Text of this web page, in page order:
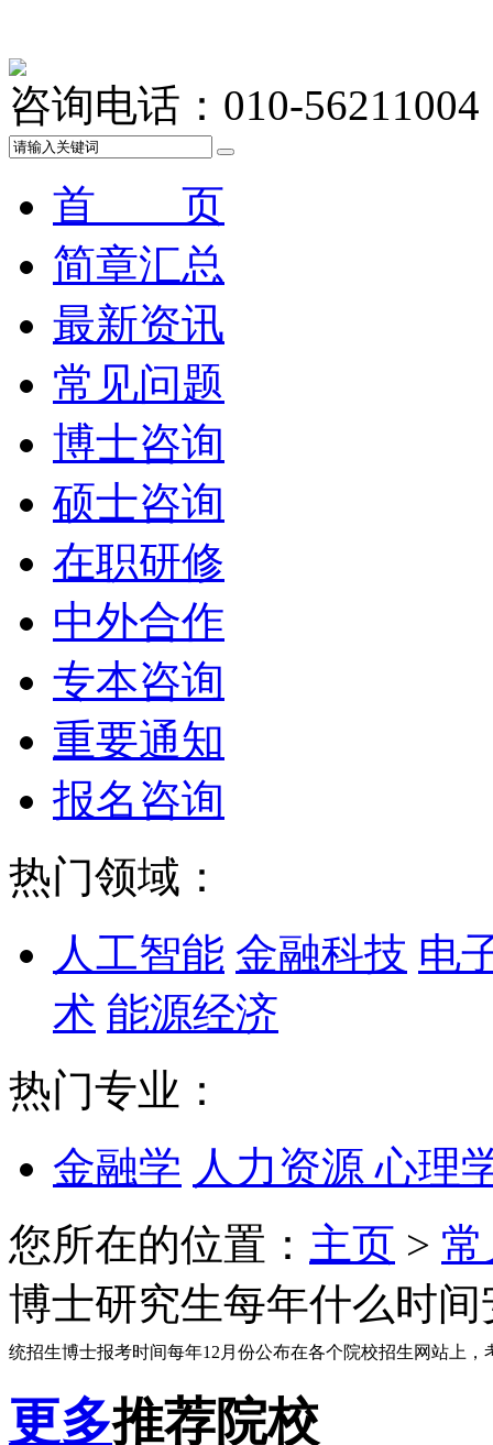
咨询电话：010-56211004
首 页
简章汇总
最新资讯
常见问题
博士咨询
硕士咨询
在职研修
中外合作
专本咨询
重要通知
报名咨询
热门领域：
人工智能 金融科技 电
术 能源经济
热门专业：
金融学 人力资源心理
您所在的位置： 主页 >
博士研究生每年什么时间
统招生博士报考时间每年12月份公布在各个院校招生网站上，
更多推荐院校